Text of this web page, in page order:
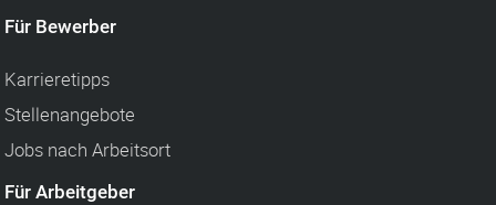
Für Bewerber
Karrieretipps
Stellenangebote
Jobs nach Arbeitsort
Für Arbeitgeber